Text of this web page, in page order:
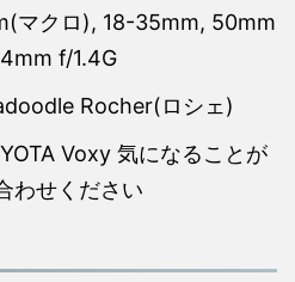
マクロ), 18-35mm, 50mm
f/1.4G
Rocher(ロシェ)
Voxy 気になることが
わせください